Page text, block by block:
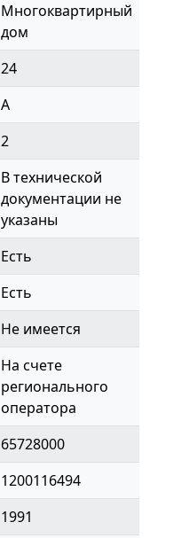
Многоквартирный
дом
24
A
2
В технической
документации не
указаны
Есть
Есть
Не имеется
На счете
регионального
оператора
65728000
1200116494
1991